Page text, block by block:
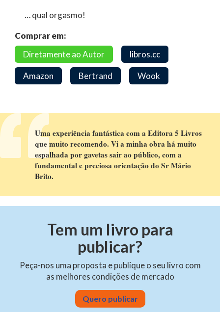
… qual orgasmo!
Comprar em:
Diretamente ao Autor
libros.cc
Amazon Bertrand Wook
Uma experiência fantástica com a Editora 5 Livros
que muito recomendo. Vi a minha obra há muito
espalhada por gavetas sair ao público, com a
fundamental e preciosa orientação do Sr Mário
Brito.
Tem um livro para
publicar?
Peça-nos uma proposta e publique o seu livro com
as melhores condições de mercado
Quero publicar